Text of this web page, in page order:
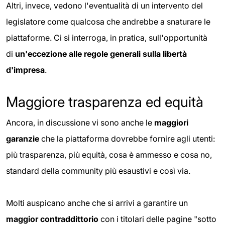
Altri, invece, vedono l'eventualità di un intervento del
legislatore come qualcosa che andrebbe a snaturare le
piattaforme. Ci si interroga, in pratica, sull'opportunità
di un'eccezione alle regole generali sulla libertà
d'impresa.
Maggiore trasparenza ed equità
Ancora, in discussione vi sono anche le maggiori
garanzie che la piattaforma dovrebbe fornire agli utenti:
più trasparenza, più equità, cosa è ammesso e cosa no,
standard della community più esaustivi e così via.
Molti auspicano anche che si arrivi a garantire un
maggior contraddittorio con i titolari delle pagine "sotto